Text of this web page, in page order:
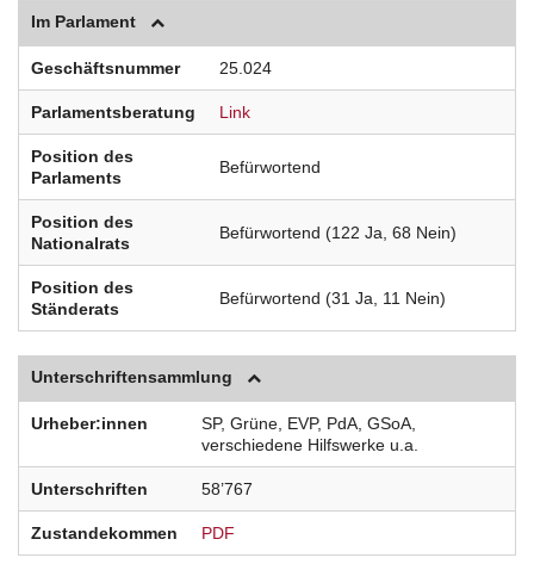
Im Parlament
Geschäftsnummer 25.024
Parlamentsberatung Link
Position des
Parlaments
Befürwortend
Position des
Nationalrats
Befürwortend (122 Ja, 68 Nein)
Position des
Ständerats
Befürwortend (31 Ja, 11 Nein)
Unterschriftensammlung
Urheber:innen
SP, Grüne, EVP, PdA, GSoA,
verschiedene Hilfswerke u.a.
Unterschriften 58’767
Zustandekommen PDF